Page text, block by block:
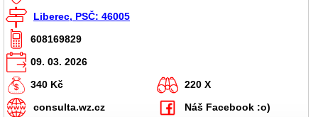
Liberec, PSČ: 46005
608169829
09. 03. 2026
340 Kč
220 X
consulta.wz.cz
Náš Facebook :o)